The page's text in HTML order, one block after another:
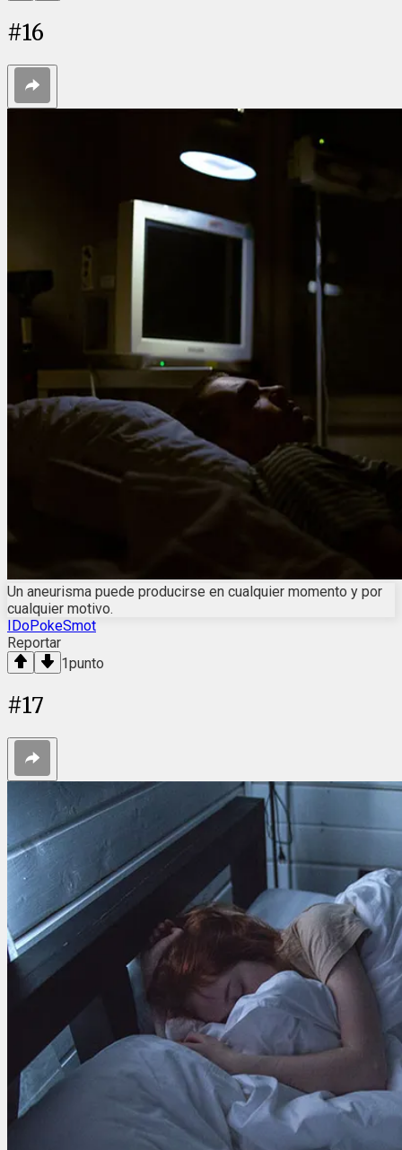
#16
Un aneurisma puede producirse en cualquier momento y por
cualquier motivo.
IDoPokeSmot
Reportar
1punto
#17